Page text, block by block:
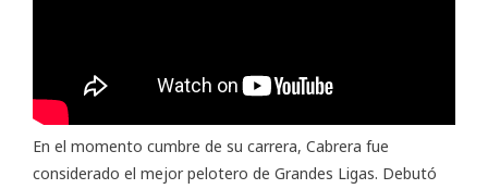
En el momento cumbre de su carrera, Cabrera fue
considerado el mejor pelotero de Grandes Ligas. Debutó